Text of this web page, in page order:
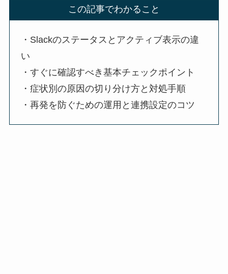
この記事でわかること
・Slackのステータスとアクティブ表示の違
い
・すぐに確認すべき基本チェックポイント
・症状別の原因の切り分け方と対処手順
・再発を防ぐための運用と連携設定のコツ